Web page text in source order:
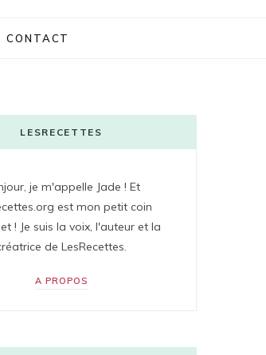
CONTACT
LESRECETTES
je m'appelle Jade ! Et
est mon petit coin
! Je suis la voix, l'auteur et la
de LesRecettes.
A PROPOS